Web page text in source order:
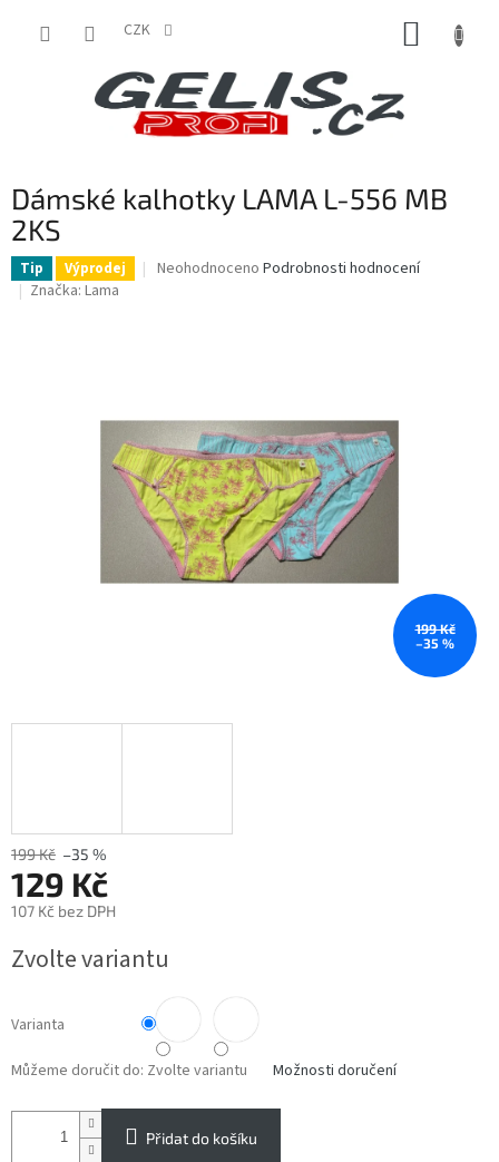
CZK
Dámské kalhotky LAMA L-556 MB
2KS
Tip Výprodej
Průměrné
hvězdiček.
Neohodnoceno Podrobnosti hodnocení
Značka: Lama
199 Kč
–35 %
199 Kč –35 %
129 Kč
107 Kč bez DPH
cena:
Zvolte variantu
Varianta
Můžeme doručit do: Zvolte variantu Možnosti doručení
Přidat do košíku